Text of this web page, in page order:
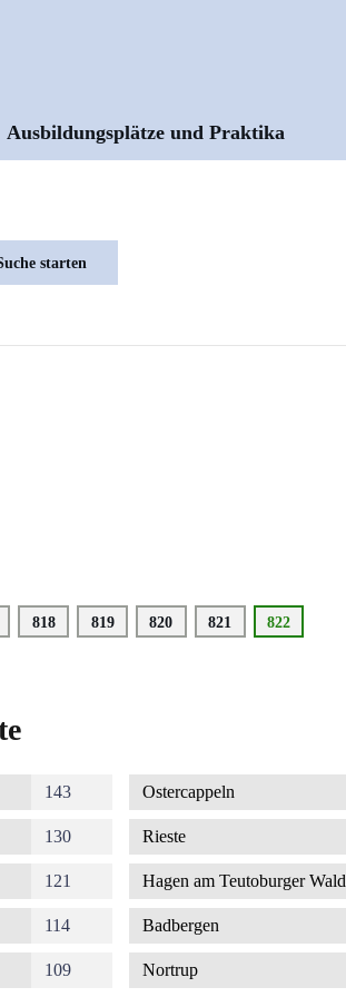
Ausbildungsplätze und Praktika
Seite
818 Seite
819 Seite
820 Seite
821
Aktuelle
Seite
822
143
130
121
114
109
Ostercappeln
Rieste
Hagen am Teutoburger Wald
Badbergen
Nortrup